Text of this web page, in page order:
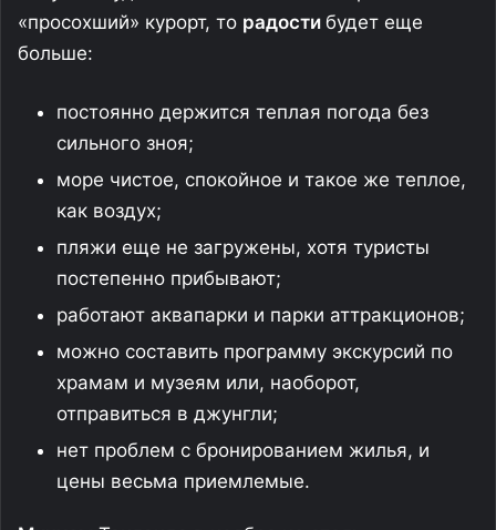
«просохший» курорт, то радости будет еще
больше:
постоянно держится теплая погода без
сильного зноя;
море чистое, спокойное и такое же теплое,
как воздух;
пляжи еще не загружены, хотя туристы
постепенно прибывают;
работают аквапарки и парки аттракционов;
можно составить программу экскурсий по
храмам и музеям или, наоборот,
отправиться в джунгли;
нет проблем с бронированием жилья, и
цены весьма приемлемые.